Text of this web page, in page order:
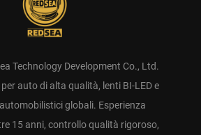
Technology Development Co., Ltd.
auto di alta qualità, lenti BI-LED e
globali. Esperienza
15 anni, controllo qualità rigoroso,